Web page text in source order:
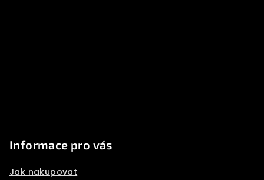
Informace pro vás
Jak nakupovat